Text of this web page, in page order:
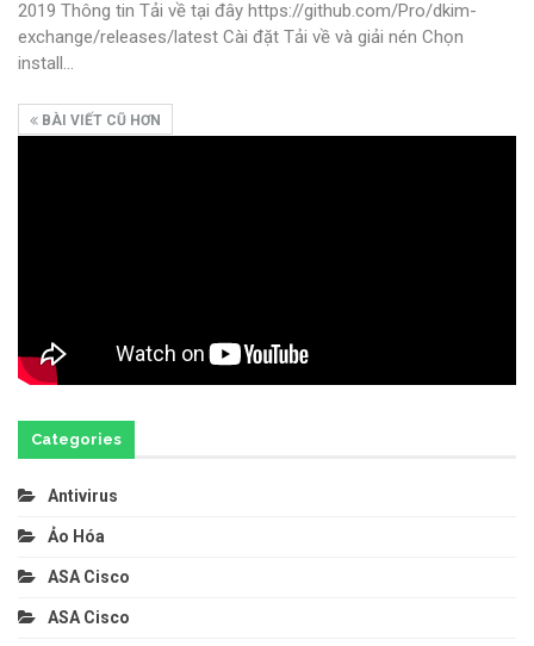
2019 Thông tin Tải về tại đây https://github.com/Pro/dkim-
exchange/releases/latest Cài đặt Tải về và giải nén Chọn
install …
BÀI VIẾT CŨ HƠN
Categories
Antivirus
Ảo Hóa
ASA Cisco
ASA Cisco